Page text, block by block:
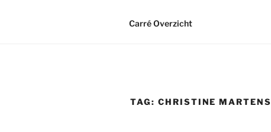
Carré Overzicht
TAG: CHRISTINE MARTENS